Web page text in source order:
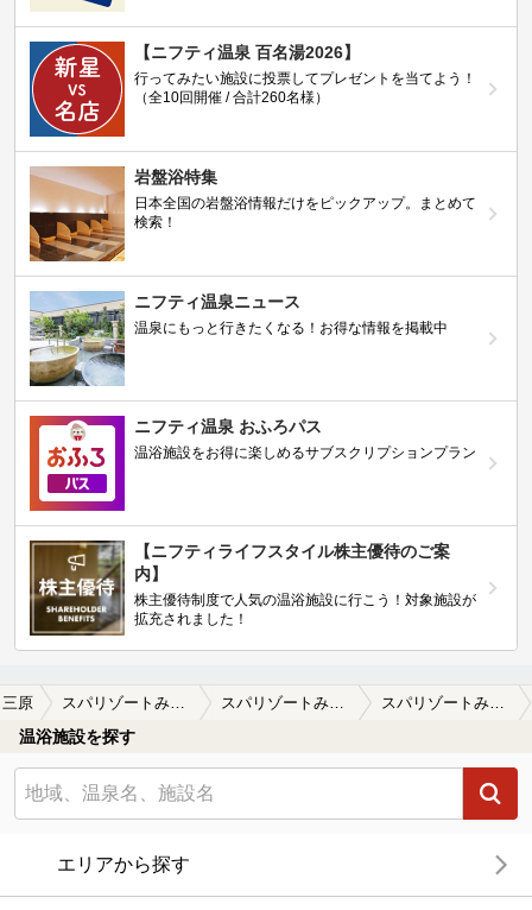
【ニフティ温泉 百名湯2026】
行ってみたい施設に投票してプレゼントを当てよう！
（全10回開催 / 合計260名様）
岩盤浴特集
日本全国の岩盤浴情報だけをピックアップ。まとめて
検索！
ニフティ温泉ニュース
温泉にもっと行きたくなる！お得な情報を掲載中
ニフティ温泉 おふろパス
温浴施設をお得に楽しめるサブスクリプションプラン
【ニフティライフスタイル株主優待のご案
内】
株主優待制度で人気の温浴施設に行こう！対象施設が
拡充されました！
三原 スパリゾートみはらし温泉（閉館しました） スパリゾートみはらし温泉（閉館しました）の口コミ一覧 スパリゾートみはらし温泉（閉館しました）の口コミ 最高の施設で最低の料金
温浴施設を探す
エリアから探す